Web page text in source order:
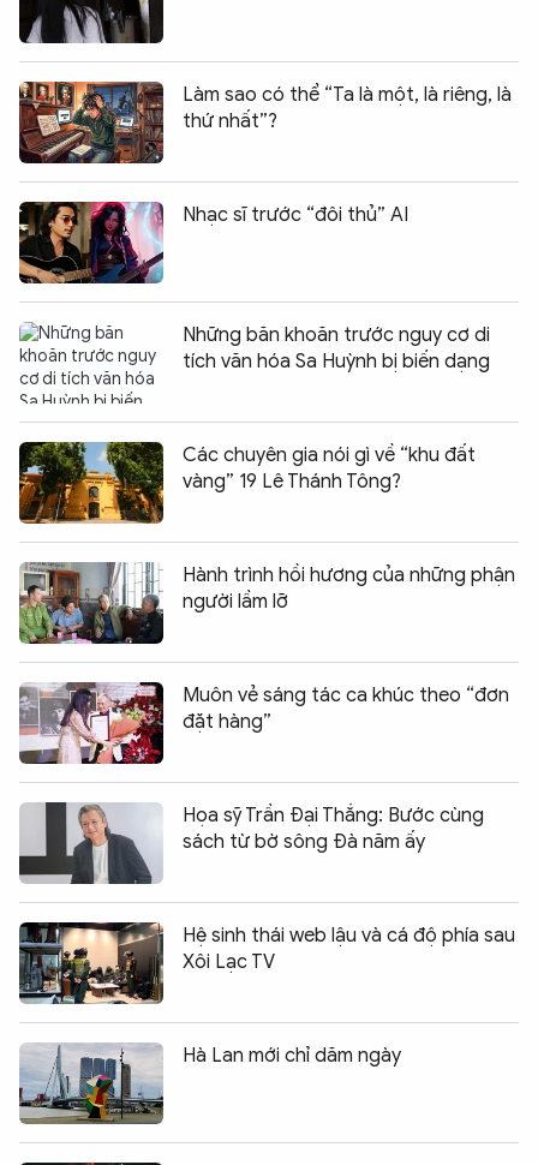
Làm sao có thể “Ta là một, là riêng, là
thứ nhất”?
Nhạc sĩ trước “đôi thủ” AI
Những băn khoăn trước nguy cơ di
tích văn hóa Sa Huỳnh bị biến dạng
Các chuyên gia nói gì về “khu đất
vàng” 19 Lê Thánh Tông?
Hành trình hồi hương của những phận
người lầm lỡ
Muôn vẻ sáng tác ca khúc theo “đơn
đặt hàng”
Họa sỹ Trần Đại Thắng: Bước cùng
sách từ bờ sông Đà năm ấy
Hệ sinh thái web lậu và cá độ phía sau
Xôi Lạc TV
Hà Lan mới chỉ dăm ngày